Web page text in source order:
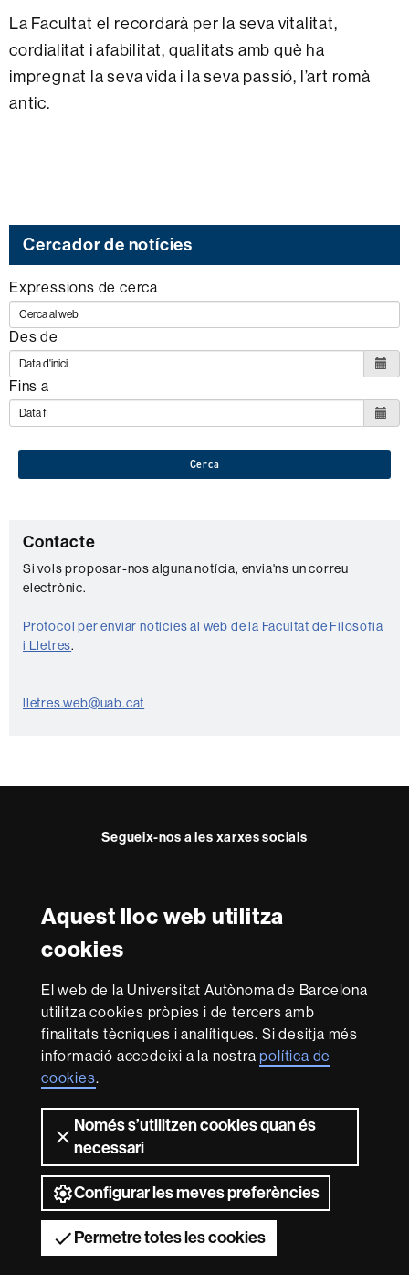
Aquest lloc web utilitza
cookies
El web de la Universitat Autònoma de Barcelona
utilitza cookies pròpies i de tercers amb
finalitats tècniques i analítiques. Si desitja més
informació accedeixi a la nostrapolítica de
cookies.
Només s’utilitzen cookies quan és
necessari
Configurar les meves preferències
Permetre totes les cookies
La Facultat el recordarà per la seva vitalitat,
cordialitat i afabilitat, qualitats amb què ha
impregnat la seva vida i la seva passió, l’art romà
antic.
Cercador de notícies
Expressions de cerca
Des de
Fins a
Cerca
C
o
n
t
a
t
Contacte
Si vols proposar-nos alguna notícia, envia'ns un correu
electrònic.
Protocol per enviar notícies al web de la Facultat de Filosofia
i Lletres.
lletres.web@uab.cat
Segueix-nos a les xarxes socials
FFLFFLFFLFFL
Reconeixement internacional de l'excel·lència
in
Research
-
Euraxess
Amb el finançament de
Sobre
aquest
web
Avís legal
web Accessibilitat web Mapa del web UAB
2026 Universitat Autònoma de Barcelona